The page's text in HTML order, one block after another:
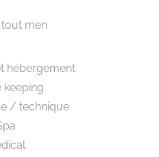
men
hébergement
keeping
/ technique